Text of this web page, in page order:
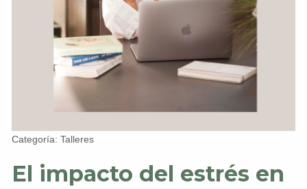
Categoría: Talleres
El impacto del estrés en